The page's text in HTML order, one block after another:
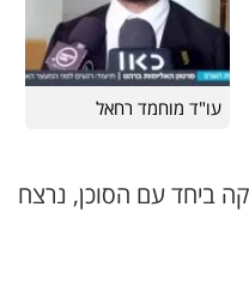
עו"ד מוחמד רחאל
ביחד עם הסוכן, נרצח